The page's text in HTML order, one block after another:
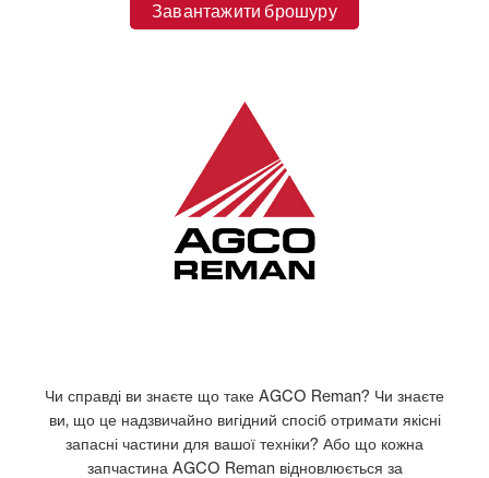
Завантажити брошуру
Чи справді ви знаєте що таке AGCO Reman? Чи знаєте
ви, що це надзвичайно вигідний спосіб отримати якісні
запасні частини для вашої техніки? Або що кожна
запчастина AGCO Reman відновлюється за